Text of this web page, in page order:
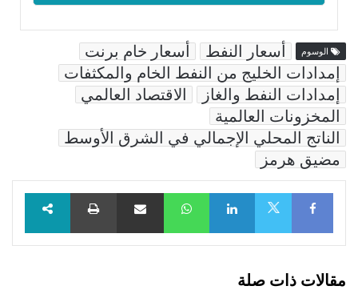
الوسوم أسعار النفط
أسعار خام برنت
إمدادات الخليج من النفط الخام والمكثفات
إمدادات النفط والغاز
الاقتصاد العالمي
المخزونات العالمية
الناتج المحلي الإجمالي في الشرق الأوسط
مضيق هرمز
Facebook
LinkedIn
WhatsAppمشاركة عبر البريد طباعة
مقالات ذات صلة